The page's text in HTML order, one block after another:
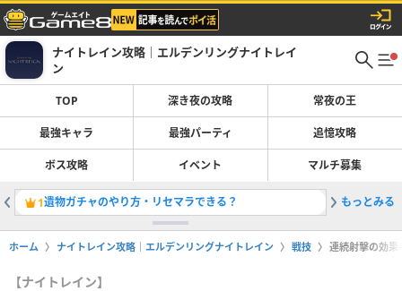
ナイトレイン攻略｜エルデンリングナイトレイ
ン
TOP 深き夜の攻略 常夜の王
最強キャラ 最強パーティ 追憶攻略
ボス攻略 イベント マルチ募集
1遺物ガチャのやり方・リセマラできる？ もっとみる
ホーム ナイトレイン攻略｜エルデンリングナイトレイン 戦技 連続射擊の効果
【ナイトレイン】